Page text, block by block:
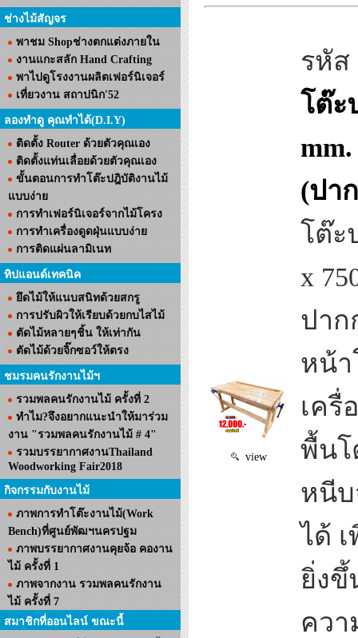
ช่างไม้สัญจร
พาชม Shopช่างตกแต่งภายใน
งานแกะสลัก Hand Crafting
พาไปดูโรงงานผลิตเฟอร์นิเจอร์
เที่ยวงาน สถาปนิก'52
ลองทำดู คุณทำได้(D.I.Y)
ติดตั้ง Router ด้วยตัวคุณเอง
ติดตั้งแท่นเลื่อยด้วยตัวคุณเอง
ขั้นตอนการทำโต๊ะปฎิบัติงานไม้
แบบง่าย
การทำเฟอร์นิเจอร์จากไม้โครง
การทำเครื่องดูดฝุ่นแบบง่าย
การติดแผ่นลามิเนท
ทิปแอนด์เทคนิค
ยึดไม้ให้แนบสนิทด้วยสกรู
การปรับผิวให้เรียบด้วยกบไสไม้
ตัดไม้หลายๆชิ้น ให้เท่ากัน
ตัดไม้ด้วยจิ๊กซอว์ให้ตรง
ชมรมคนรักงานไม้ฯ
รวมพลคนรักงานไม้ ครั้งที่ 2
ทำไม?จึงอยากแนะนำให้มาร่วม
งาน "รวมพลคนรักงานไม้ # 4"
รวมบรรยากาศงานThailand
Woodworking Fair2018
กิจกรรมกับงานไม้
ภาพการทำโต๊ะงานไม้(Work
Bench)ที่ศูนย์พัฒฯนครปฐม
ภาพบรรยากาศงานคุยจ้อ คองาน
ไม้ ครั้งที่ 1
ภาพจากงาน รวมพลคนรักงาน
ไม้ ครั้งที่ 7
สมาชิกที่ออนไลน์ ขณะนี้
view
รหัส
โต๊ะ
(ปา
โต๊ะ
x
ปาก
หน้า
เครื่
พื้นโ
หนีบ
ได้
ยิ่งขึ้
ควา